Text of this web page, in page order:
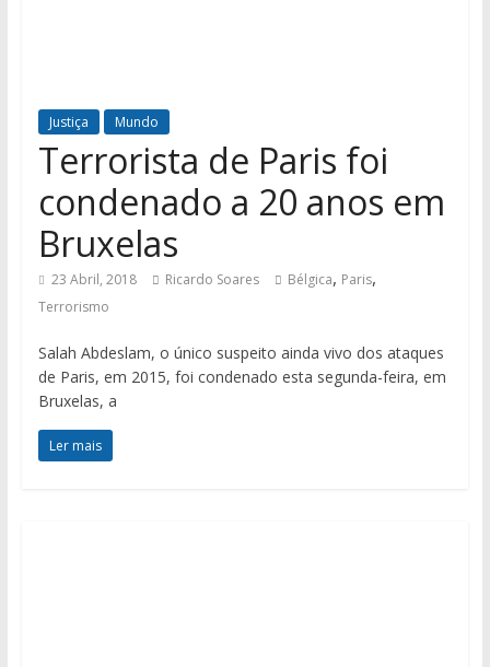
Justiça Mundo
Terrorista de Paris foi
condenado a 20 anos em
Bruxelas
23 Abril, 2018 Ricardo Soares Bélgica, Paris,
Terrorismo
Salah Abdeslam, o único suspeito ainda vivo dos ataques
de Paris, em 2015, foi condenado esta segunda-feira, em
Bruxelas, a
Ler mais